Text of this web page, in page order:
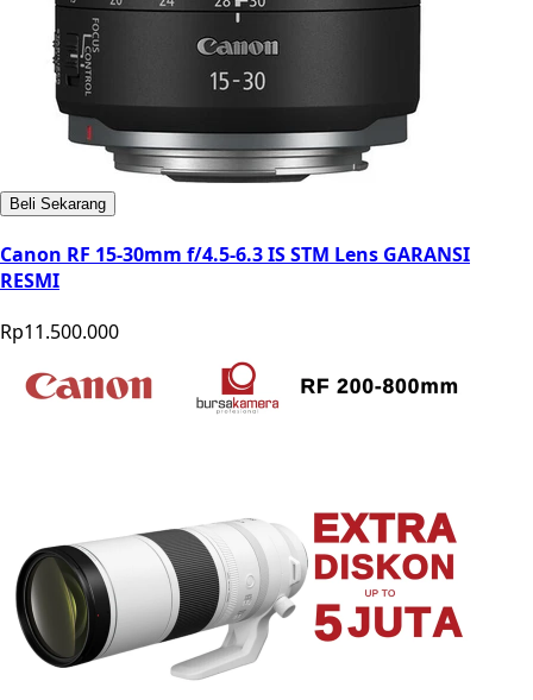
Beli Sekarang
Canon RF 15-30mm f/4.5-6.3 IS STM Lens GARANSI
RESMI
Rp11.500.000